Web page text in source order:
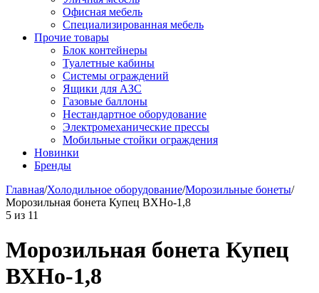
Офисная мебель
Специализированная мебель
Прочие товары
Блок контейнеры
Туалетные кабины
Системы ограждений
Ящики для АЗС
Газовые баллоны
Нестандартное оборудование
Электромеханические прессы
Мобильные стойки ограждения
Новинки
Бренды
Главная/Холодильное оборудование/Морозильные бонеты/
Морозильная бонета Купец ВХНо-1,8
5 из 11
Морозильная бонета Купец
ВХНо-1,8